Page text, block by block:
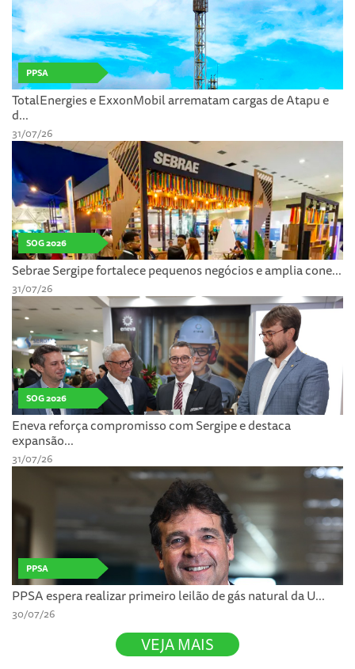
PPSA
TotalEnergies e ExxonMobil arrematam cargas de Atapu e
d...
31/07/26
SOG 2026
Sebrae Sergipe fortalece pequenos negócios e amplia cone...
31/07/26
SOG 2026
Eneva reforça compromisso com Sergipe e destaca
expansão...
31/07/26
PPSA
PPSA espera realizar primeiro leilão de gás natural da U...
30/07/26
VEJA MAIS